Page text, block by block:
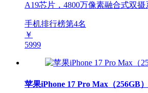
A19芯片，4800万像素融合式双摄
手机排行榜第4名
￥
5999
苹果iPhone 17 Pro Max（256GB）